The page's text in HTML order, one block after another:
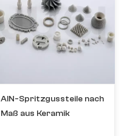
AlN-Spritzgussteile nach
Maß aus Keramik